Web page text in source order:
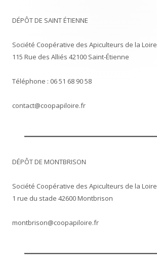
DÉPÔT DE SAINT ÉTIENNE
Société Coopérative des Apiculteurs de la Loire
115 Rue des Alliés 42100 Saint-Étienne
Téléphone : 06 51 68 90 58
contact@coopapiloire.fr
DÉPÔT DE MONTBRISON
Société Coopérative des Apiculteurs de la Loire
1 rue du stade 42600 Montbrison
montbrison@coopapiloire.fr